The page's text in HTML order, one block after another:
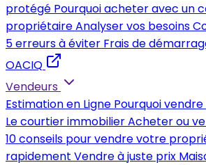
protégé Pourquoi acheter avec un
propriétaireAnalyser vos besoins
5 erreurs à éviter Frais de
OACIQ
Vendeurs
Estimation en Ligne Pourquoi
Le courtier immobilierAcheter ou
10 conseils pour vendre votre
rapidement Vendre à juste prix